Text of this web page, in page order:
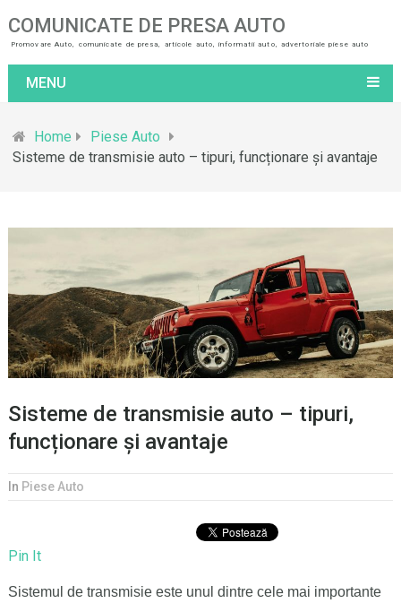
COMUNICATE DE PRESA AUTO
Promovare Auto, comunicate de presa, articole auto, informatii auto, advertoriale piese auto
MENU
Home
Piese Auto
Sisteme de transmisie auto – tipuri, funcționare și avantaje
Sisteme de transmisie auto – tipuri,
funcționare și avantaje
In Piese Auto
Pin It
Sistemul de transmisieeste unul dintre cele mai importante